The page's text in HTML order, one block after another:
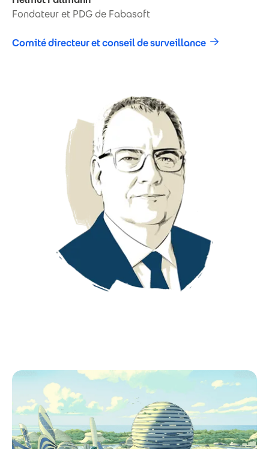
Fondateur et PDG de Fabasoft
Comité directeur et conseil de surveillance